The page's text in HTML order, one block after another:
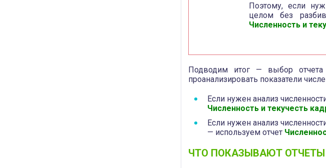
Поэтому, если
целом без
Численность и
Подводим итог — выбор
проанализировать показатели
Если нужен анализ
Численность и текучесть
Если нужен анализ
— используем отчет
ЧТО ПОКАЗЫВАЮТ ОТЧЕТЫ